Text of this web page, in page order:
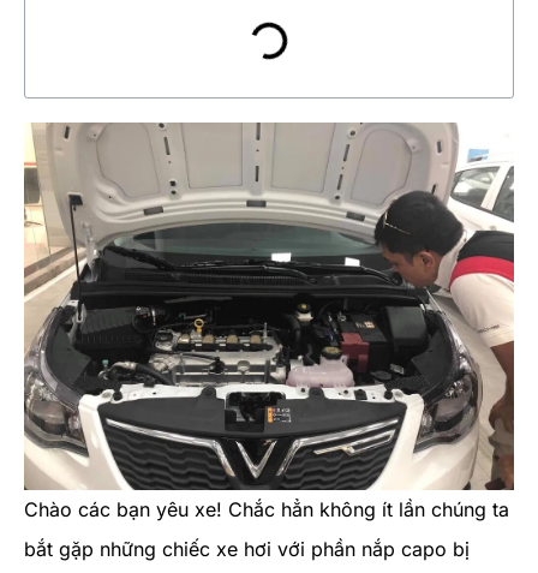
Chào các bạn yêu xe! Chắc hẳn không ít lần chúng ta
bắt gặp những chiếc xe hơi với phần nắp capo bị